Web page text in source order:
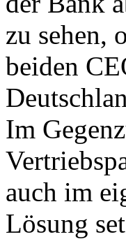
zu sehen,
beiden
Im
auch im
Lösung